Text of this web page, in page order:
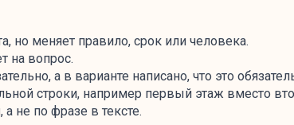
но меняет правило, срок или человека.
на вопрос.
а в варианте написано, что это
строки, например первый этаж вместо
не по фразе в тексте.